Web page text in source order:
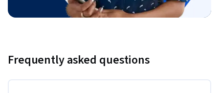
Frequently asked questions